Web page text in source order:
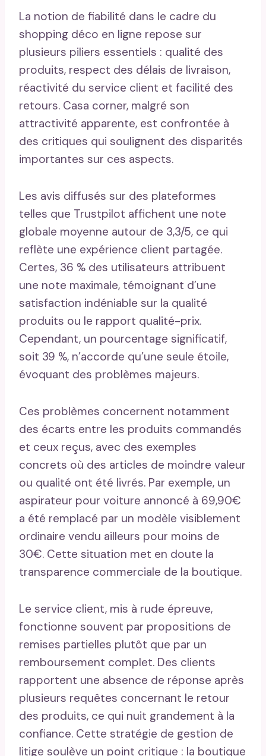
La notion de fiabilité dans le cadre du
shopping déco en ligne repose sur
plusieurs piliers essentiels : qualité des
produits, respect des délais de livraison,
réactivité du service client et facilité des
retours. Casa corner, malgré son
attractivité apparente, est confrontée à
des critiques qui soulignent des disparités
importantes sur ces aspects.
Les avis diffusés sur des plateformes
telles que Trustpilot affichent une note
globale moyenne autour de 3,3/5, ce qui
reflète une expérience client partagée.
Certes, 36 % des utilisateurs attribuent
une note maximale, témoignant d’une
satisfaction indéniable sur la qualité
produits ou le rapport qualité-prix.
Cependant, un pourcentage significatif,
soit 39 %, n’accorde qu’une seule étoile,
évoquant des problèmes majeurs.
Ces problèmes concernent notamment
des écarts entre les produits commandés
et ceux reçus, avec des exemples
concrets où des articles de moindre valeur
ou qualité ont été livrés. Par exemple, un
aspirateur pour voiture annoncé à 69,90€
a été remplacé par un modèle visiblement
ordinaire vendu ailleurs pour moins de
30€. Cette situation met en doute la
transparence commerciale de la boutique.
Le service client, mis à rude épreuve,
fonctionne souvent par propositions de
remises partielles plutôt que par un
remboursement complet. Des clients
rapportent une absence de réponse après
plusieurs requêtes concernant le retour
des produits, ce qui nuit grandement à la
confiance. Cette stratégie de gestion de
litige soulève un point critique : la boutique